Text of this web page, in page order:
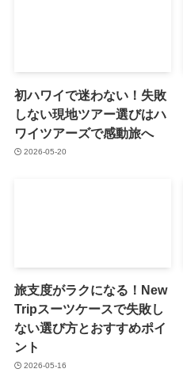
初ハワイで迷わない！失敗
しない現地ツアー選びはハ
ワイツアーズで感動旅へ
2026-05-20
旅支度がラクになる！New
Tripスーツケースで失敗し
ない選び方とおすすめポイ
ント
2026-05-16